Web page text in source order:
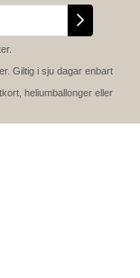
Giltig i sju dagar enbart
heliumballonger eller